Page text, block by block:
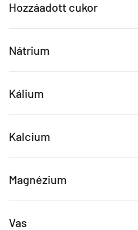
Hozzáadott cukor
Nátrium
Kálium
Kalcium
Magnézium
Vas